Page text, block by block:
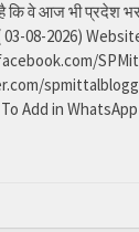
कि वे आज भी प्रदेश
03-08-2026)
Add in WhatsApp